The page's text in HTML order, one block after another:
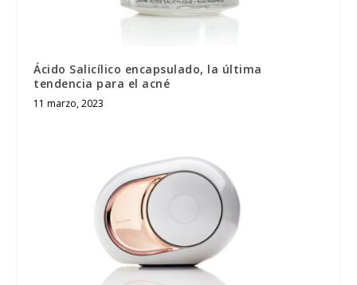
Ácido Salicílico encapsulado, la última
tendencia para el acné
11 marzo, 2023